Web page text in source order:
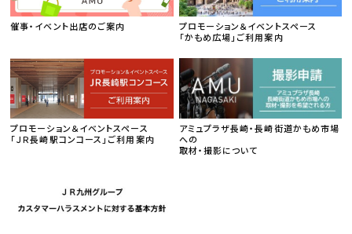
催事・イベント出店のご案内
プロモーション＆イベントスペース
「かもめ広場」ご利用案内
プロモーション＆イベントスペース
「ＪＲ長崎駅コンコース」ご利用案内
アミュプラザ長崎・長崎街道かもめ市場
への
取材・撮影について